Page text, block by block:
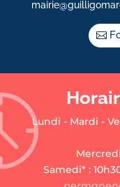
Lundi - Mardi -
Samedi* :